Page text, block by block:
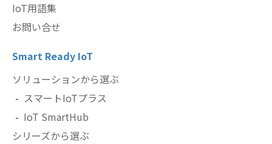
IoT用語集
お問い合せ
Smart Ready IoT
ソリューションから選ぶ
スマートIoTプラス
IoT SmartHub
シリーズから選ぶ